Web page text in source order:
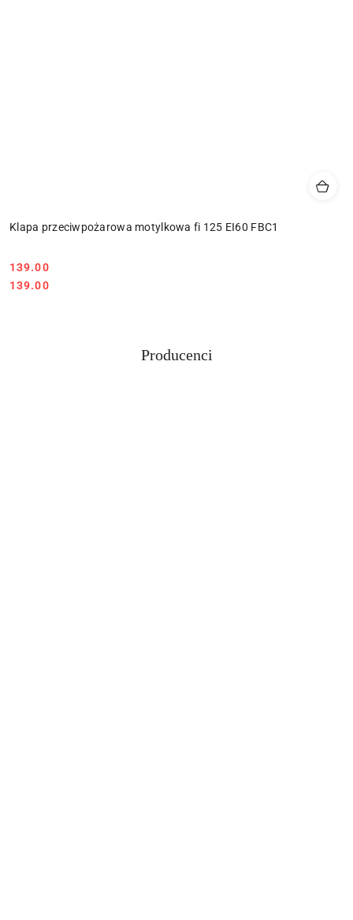
Klapa przeciwpożarowa motylkowa fi 125 EI60 FBC1
Cena:
139.00
Cena:
139.00
Pomiń karuzelę producentów
Producenci